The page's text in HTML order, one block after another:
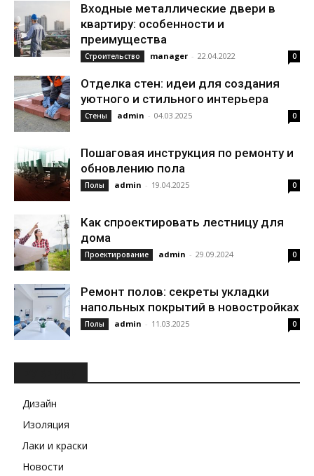
Входные металлические двери в
квартиру: особенности и
преимущества
Строительство manager - 22.04.2022 0
Отделка стен: идеи для создания
уютного и стильного интерьера
Стены admin - 04.03.2025 0
Пошаговая инструкция по ремонту и
обновлению пола
Полы admin - 19.04.2025 0
Как спроектировать лестницу для
дома
Проектирование admin - 29.09.2024 0
Ремонт полов: секреты укладки
напольных покрытий в новостройках
Полы admin - 11.03.2025 0
Дизайн
Изоляция
Лаки и краски
Новости